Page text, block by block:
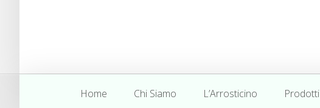
Home Chi Siamo L’Arrosticino Prodotti